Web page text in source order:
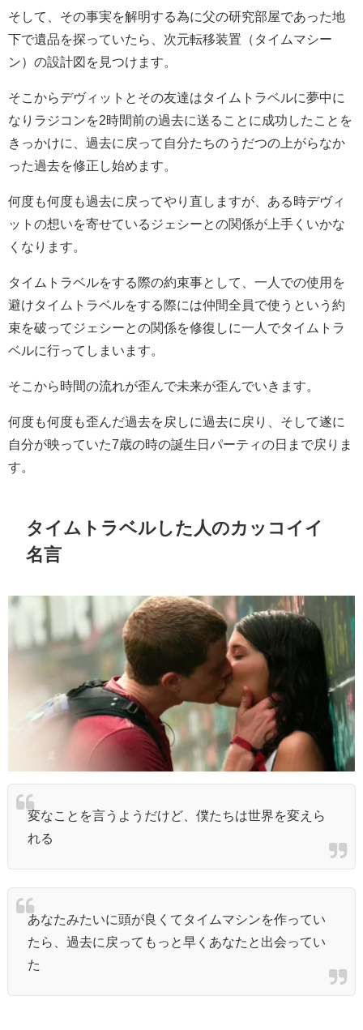
そして、その事実を解明する為に父の研究部屋であった地
下で遺品を探っていたら、次元転移装置（タイムマシー
ン）の設計図を見つけます。
そこからデヴィットとその友達はタイムトラベルに夢中に
なりラジコンを2時間前の過去に送ることに成功したことを
きっかけに、過去に戻って自分たちのうだつの上がらなか
った過去を修正し始めます。
何度も何度も過去に戻ってやり直しますが、ある時デヴィ
ットの想いを寄せているジェシーとの関係が上手くいかな
くなります。
タイムトラベルをする際の約束事として、一人での使用を
避けタイムトラベルをする際には仲間全員で使うという約
束を破ってジェシーとの関係を修復しに一人でタイムトラ
ベルに行ってしまいます。
そこから時間の流れが歪んで未来が歪んでいきます。
何度も何度も歪んだ過去を戻しに過去に戻り、そして遂に
自分が映っていた7歳の時の誕生日パーティの日まで戻りま
す。
タイムトラベルした人のカッコイイ
名言
変なことを言うようだけど、僕たちは世界を変えら
れる
あなたみたいに頭が良くてタイムマシンを作ってい
たら、過去に戻ってもっと早くあなたと出会ってい
た